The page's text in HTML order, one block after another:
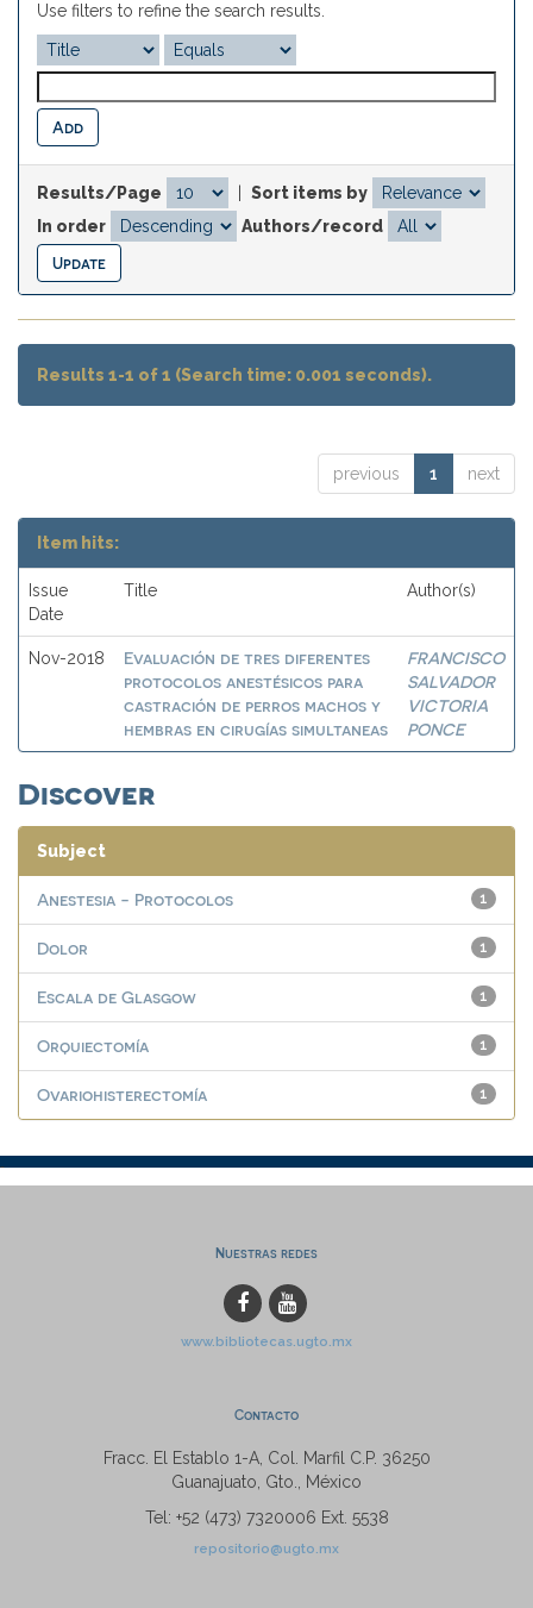
Use filters to refine the search results.
Results/Page
Sort items by
In order
Authors/record
Results 1-1 of 1 (Search time: 0.001 seconds).
previous 1 next
Item hits:
Issue
Date
Title Author(s)
Nov-2018
Evaluación de tres diferentes
protocolos anestésicos para
castración de perros machos y
hembras en cirugías simultaneas
FRANCISCO
SALVADOR
VICTORIA
PONCE
Discover
Subject
1
Anestesia - Protocolos
1
Dolor
1
Escala de Glasgow
1
Orquiectomía
1
Ovariohisterectomía
Nuestras redes
www.bibliotecas.ugto.mx
Contacto
Fracc. El Establo 1-A, Col. Marfil C.P. 36250
Guanajuato, Gto., México
Tel: +52 (473) 7320006 Ext. 5538
repositorio@ugto.mx